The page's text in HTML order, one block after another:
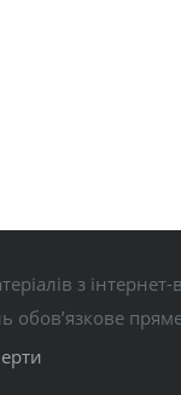
з
обов’язкове